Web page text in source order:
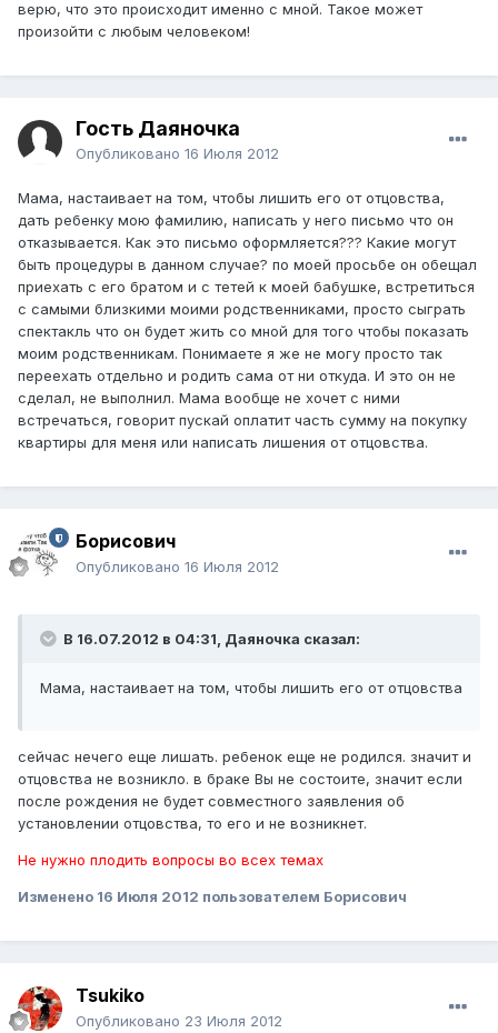
верю, что это происходит именно с мной. Такое может
произойти с любым человеком!
Гость Даяночка
Опубликовано 16 Июля 2012
Мама, настаивает на том, чтобы лишить его от отцовства,
дать ребенку мою фамилию, написать у него письмо что он
отказывается. Как это письмо оформляется??? Какие могут
быть процедуры в данном случае? по моей просьбе он обещал
приехать с его братом и с тетей к моей бабушке, встретиться
с самыми близкими моими родственниками, просто сыграть
спектакль что он будет жить со мной для того чтобы показать
моим родственникам. Понимаете я же не могу просто так
переехать отдельно и родить сама от ни откуда. И это он не
сделал, не выполнил. Мама вообще не хочет с ними
встречаться, говорит пускай оплатит часть сумму на покупку
квартиры для меня или написать лишения от отцовства.
Борисович
Опубликовано 16 Июля 2012
В 16.07.2012 в 04:31, Даяночка сказал:
Мама, настаивает на том, чтобы лишить его от отцовства
сейчас нечего еще лишать. ребенок еще не родился. значит и
отцовства не возникло. в браке Вы не состоите, значит если
после рождения не будет совместного заявления об
установлении отцовства, то его и не возникнет.
Не нужно плодить вопросы во всех темах
Изменено 16 Июля 2012 пользователем Борисович
Tsukiko
Опубликовано 23 Июля 2012